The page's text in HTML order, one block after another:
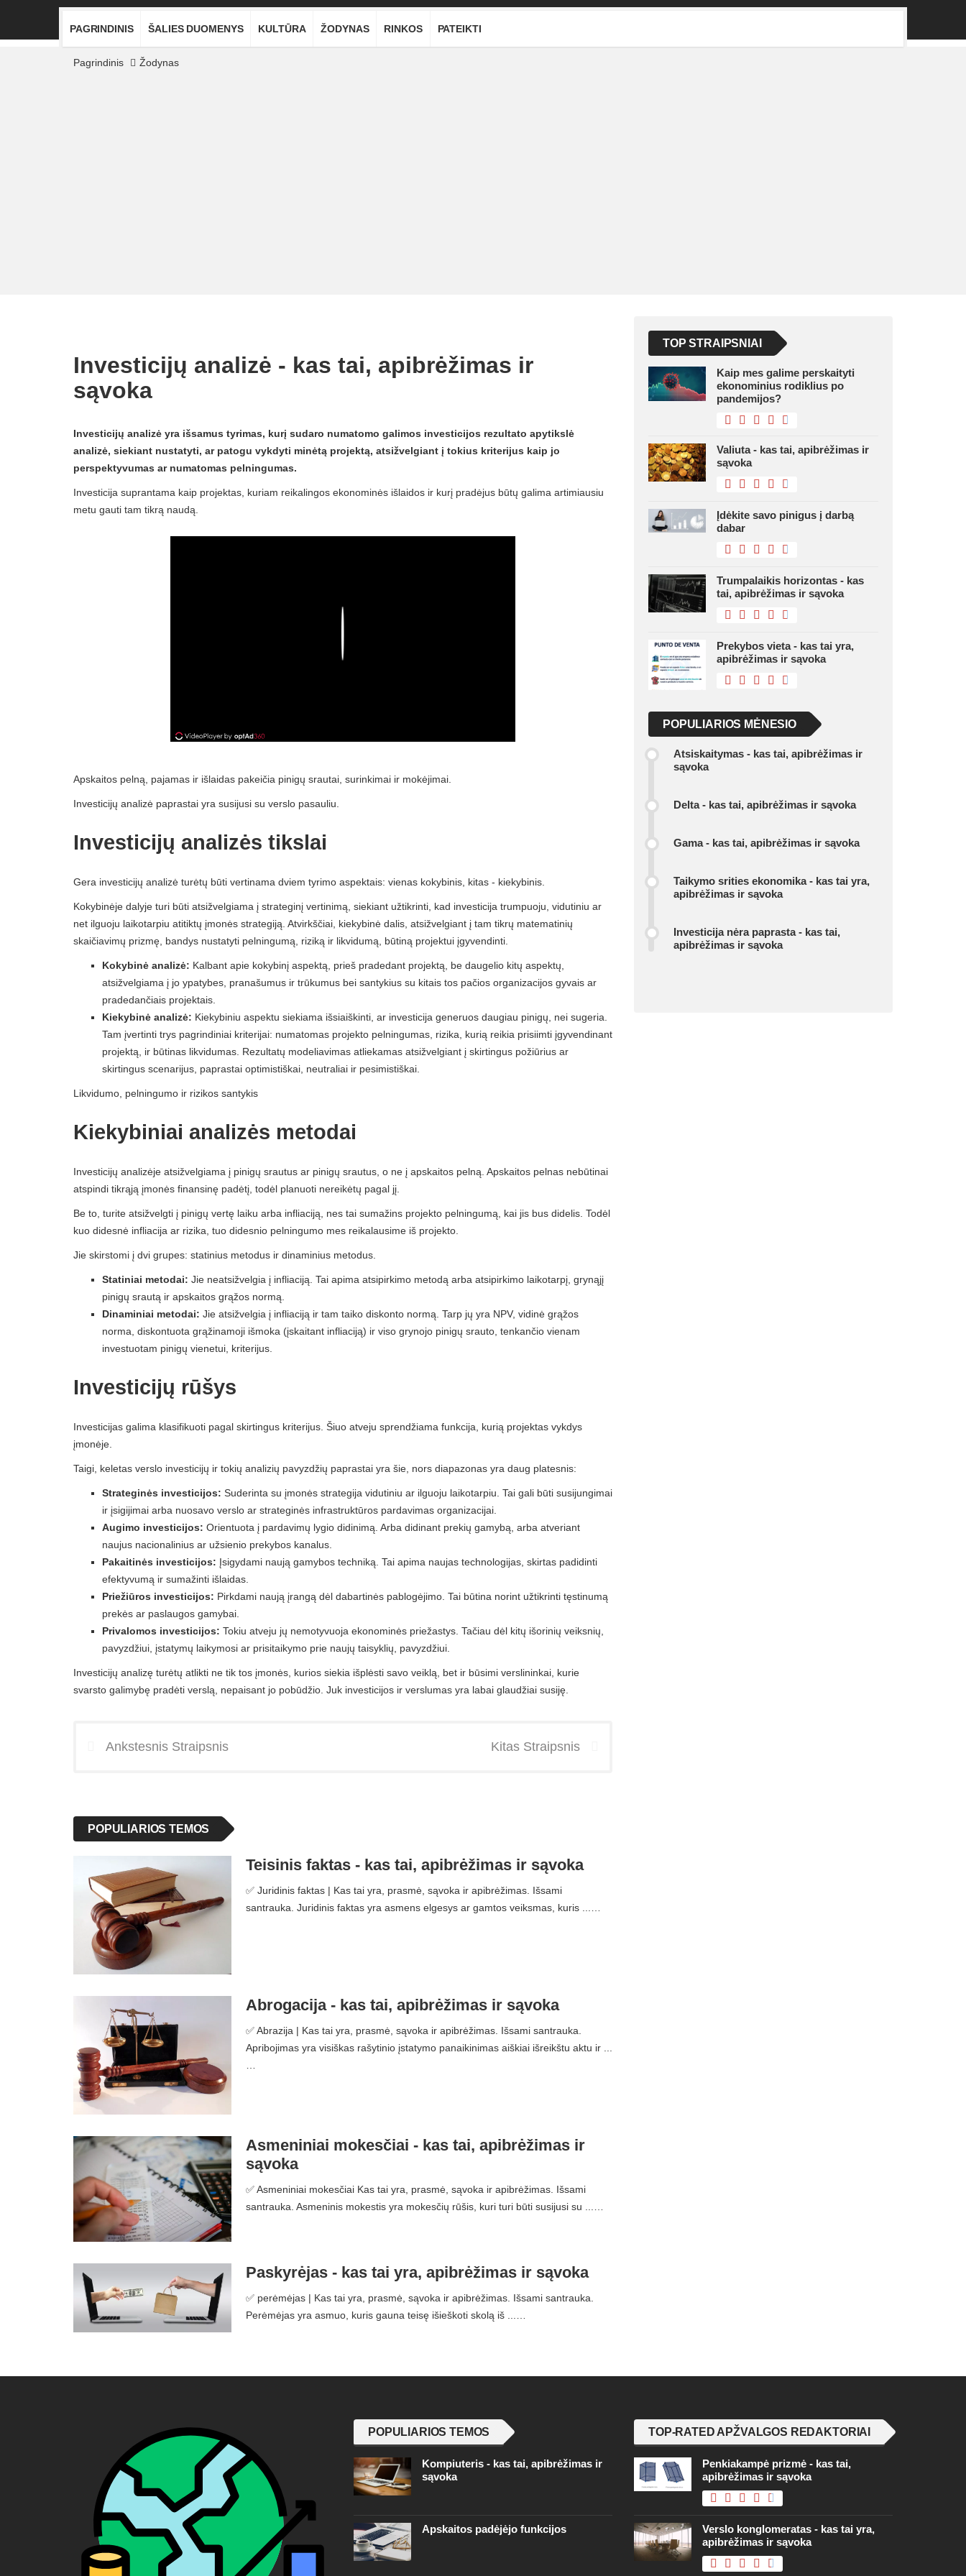
PAGRINDINIS ŠALIES DUOMENYS KULTŪRA ŽODYNAS RINKOS PATEIKTI
Pagrindinis Žodynas
Investicijų analizė - kas tai, apibrėžimas ir
sąvoka
Investicijų analizė yra išsamus tyrimas, kurį sudaro numatomo galimos investicijos rezultato apytikslė
analizė, siekiant nustatyti, ar patogu vykdyti minėtą projektą, atsižvelgiant į tokius kriterijus kaip jo
perspektyvumas ar numatomas pelningumas.
Investicija suprantama kaip projektas, kuriam reikalingos ekonominės išlaidos ir kurį pradėjus būtų galima artimiausiu
metu gauti tam tikrą naudą.
Apskaitos pelną, pajamas ir išlaidas pakeičia pinigų srautai, surinkimai ir mokėjimai.
Investicijų analizė paprastai yra susijusi su verslo pasauliu.
Investicijų analizės tikslai
Gera investicijų analizė turėtų būti vertinama dviem tyrimo aspektais: vienas kokybinis, kitas - kiekybinis.
Kokybinėje dalyje turi būti atsižvelgiama į strateginį vertinimą, siekiant užtikrinti, kad investicija trumpuoju, vidutiniu ar
net ilguoju laikotarpiu atitiktų įmonės strategiją. Atvirkščiai, kiekybinė dalis, atsižvelgiant į tam tikrų matematinių
skaičiavimų prizmę, bandys nustatyti pelningumą, riziką ir likvidumą, būtiną projektui įgyvendinti.
Kokybinė analizė: Kalbant apie kokybinį aspektą, prieš pradedant projektą, be daugelio kitų aspektų,
atsižvelgiama į jo ypatybes, pranašumus ir trūkumus bei santykius su kitais tos pačios organizacijos gyvais ar
pradedančiais projektais.
Kiekybinė analizė: Kiekybiniu aspektu siekiama išsiaiškinti, ar investicija generuos daugiau pinigų, nei sugeria.
Tam įvertinti trys pagrindiniai kriterijai: numatomas projekto pelningumas, rizika, kurią reikia prisiimti įgyvendinant
projektą, ir būtinas likvidumas. Rezultatų modeliavimas atliekamas atsižvelgiant į skirtingus požiūrius ar
skirtingus scenarijus, paprastai optimistiškai, neutraliai ir pesimistiškai.
Likvidumo, pelningumo ir rizikos santykis
Kiekybiniai analizės metodai
Investicijų analizėje atsižvelgiama į pinigų srautus ar pinigų srautus, o ne į apskaitos pelną. Apskaitos pelnas nebūtinai
atspindi tikrąją įmonės finansinę padėtį, todėl planuoti nereikėtų pagal jį.
Be to, turite atsižvelgti į pinigų vertę laiku arba infliaciją, nes tai sumažins projekto pelningumą, kai jis bus didelis. Todėl
kuo didesnė infliacija ar rizika, tuo didesnio pelningumo mes reikalausime iš projekto.
Jie skirstomi į dvi grupes: statinius metodus ir dinaminius metodus.
Statiniai metodai: Jie neatsižvelgia į infliaciją. Tai apima atsipirkimo metodą arba atsipirkimo laikotarpį, grynąjį
pinigų srautą ir apskaitos grąžos normą.
Dinaminiai metodai: Jie atsižvelgia į infliaciją ir tam taiko diskonto normą. Tarp jų yra NPV, vidinė grąžos
norma, diskontuota grąžinamoji išmoka (įskaitant infliaciją) ir viso grynojo pinigų srauto, tenkančio vienam
investuotam pinigų vienetui, kriterijus.
Investicijų rūšys
Investicijas galima klasifikuoti pagal skirtingus kriterijus. Šiuo atveju sprendžiama funkcija, kurią projektas vykdys
įmonėje.
Taigi, keletas verslo investicijų ir tokių analizių pavyzdžių paprastai yra šie, nors diapazonas yra daug platesnis:
Strateginės investicijos: Suderinta su įmonės strategija vidutiniu ar ilguoju laikotarpiu. Tai gali būti susijungimai
ir įsigijimai arba nuosavo verslo ar strateginės infrastruktūros pardavimas organizacijai.
Augimo investicijos: Orientuota į pardavimų lygio didinimą. Arba didinant prekių gamybą, arba atveriant
naujus nacionalinius ar užsienio prekybos kanalus.
Pakaitinės investicijos: Įsigydami naują gamybos techniką. Tai apima naujas technologijas, skirtas padidinti
efektyvumą ir sumažinti išlaidas.
Priežiūros investicijos: Pirkdami naują įrangą dėl dabartinės pablogėjimo. Tai būtina norint užtikrinti tęstinumą
prekės ar paslaugos gamybai.
Privalomos investicijos: Tokiu atveju jų nemotyvuoja ekonominės priežastys. Tačiau dėl kitų išorinių veiksnių,
pavyzdžiui, įstatymų laikymosi ar prisitaikymo prie naujų taisyklių, pavyzdžiui.
Investicijų analizę turėtų atlikti ne tik tos įmonės, kurios siekia išplėsti savo veiklą, bet ir būsimi verslininkai, kurie
svarsto galimybę pradėti verslą, nepaisant jo pobūdžio. Juk investicijos ir verslumas yra labai glaudžiai susiję.
Ankstesnis Straipsnis Kitas Straipsnis
POPULIARIOS TEMOS
Teisinis faktas - kas tai, apibrėžimas ir sąvoka
✅ Juridinis faktas | Kas tai yra, prasmė, sąvoka ir apibrėžimas. Išsami
santrauka. Juridinis faktas yra asmens elgesys ar gamtos veiksmas, kuris ...…
Abrogacija - kas tai, apibrėžimas ir sąvoka
✅ Abrazija | Kas tai yra, prasmė, sąvoka ir apibrėžimas. Išsami santrauka.
Apribojimas yra visiškas rašytinio įstatymo panaikinimas aiškiai išreikštu aktu ir ...
Asmeniniai mokesčiai - kas tai, apibrėžimas ir
sąvoka
✅ Asmeniniai mokesčiai Kas tai yra, prasmė, sąvoka ir apibrėžimas. Išsami
santrauka. Asmeninis mokestis yra mokesčių rūšis, kuri turi būti susijusi su ...…
Paskyrėjas - kas tai yra, apibrėžimas ir sąvoka
✅ perėmėjas | Kas tai yra, prasmė, sąvoka ir apibrėžimas. Išsami santrauka.
Perėmėjas yra asmuo, kuris gauna teisę išieškoti skolą iš ...…
TOP STRAIPSNIAI
Kaip mes galime perskaityti
ekonominius rodiklius po
pandemijos?
Valiuta - kas tai, apibrėžimas ir
sąvoka
Įdėkite savo pinigus į darbą
dabar
Trumpalaikis horizontas - kas
tai, apibrėžimas ir sąvoka
Prekybos vieta - kas tai yra,
apibrėžimas ir sąvoka
POPULIARIOS MĖNESIO
Atsiskaitymas - kas tai, apibrėžimas ir
sąvoka
Delta - kas tai, apibrėžimas ir sąvoka
Gama - kas tai, apibrėžimas ir sąvoka
Taikymo srities ekonomika - kas tai yra,
apibrėžimas ir sąvoka
Investicija nėra paprasta - kas tai,
apibrėžimas ir sąvoka
POPULIARIOS TEMOS
Kompiuteris - kas tai, apibrėžimas ir
sąvoka
Apskaitos padėjėjo funkcijos
TOP-RATED APŽVALGOS REDAKTORIAI
Penkiakampė prizmė - kas tai,
apibrėžimas ir sąvoka
Verslo konglomeratas - kas tai yra,
apibrėžimas ir sąvoka